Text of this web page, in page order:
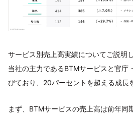
サービス別売上高実績についてご説明
当社の主力であるBTMサービスと官庁
びており、20パーセントを超える成長
まず、BTMサービスの売上高は前年同